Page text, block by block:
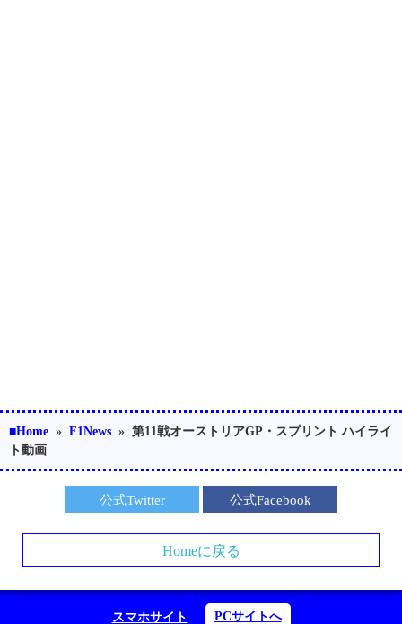
■Home » F1News » 第11戦オーストリアGP・スプリント ハイライ
ト動画
公式Twitter 公式Facebook
Homeに戻る
スマホサイト PCサイトへ